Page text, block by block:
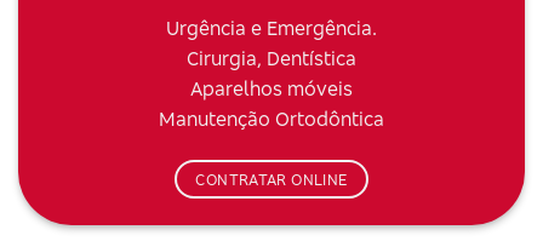
Urgência e Emergência.
Cirurgia, Dentística
Aparelhos móveis
Manutenção Ortodôntica
CONTRATAR ONLINE